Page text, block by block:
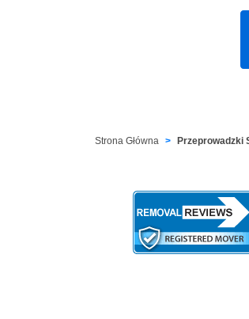
Strona Główna Przeprowadzki